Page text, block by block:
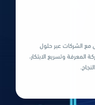
مع الشركات عبر حلول
المعرفة وتسريع الابتكار،
الشركات عبر حلول
المعرفة وتسريع الابتكار،